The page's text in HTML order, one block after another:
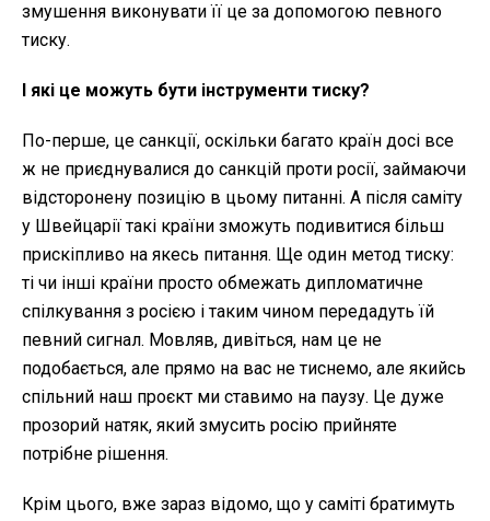
змушення виконувати її це за допомогою певного
тиску.
І які це можуть бути інструменти тиску?
По-перше, це санкції, оскільки багато країн досі все
ж не приєднувалися до санкцій проти росії, займаючи
відсторонену позицію в цьому питанні. А після саміту
у Швейцарії такі країни зможуть подивитися більш
прискіпливо на якесь питання. Ще один метод тиску:
ті чи інші країни просто обмежать дипломатичне
спілкування з росією і таким чином передадуть їй
певний сигнал. Мовляв, дивіться, нам це не
подобається, але прямо на вас не тиснемо, але якийсь
спільний наш проєкт ми ставимо на паузу. Це дуже
прозорий натяк, який змусить росію прийняте
потрібне рішення.
Крім цього, вже зараз відомо, що у саміті братимуть